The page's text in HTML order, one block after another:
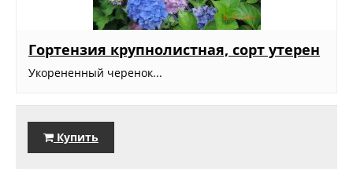
Гортензия крупнолистная, сорт утерен
Укорененный черенок...
Купить